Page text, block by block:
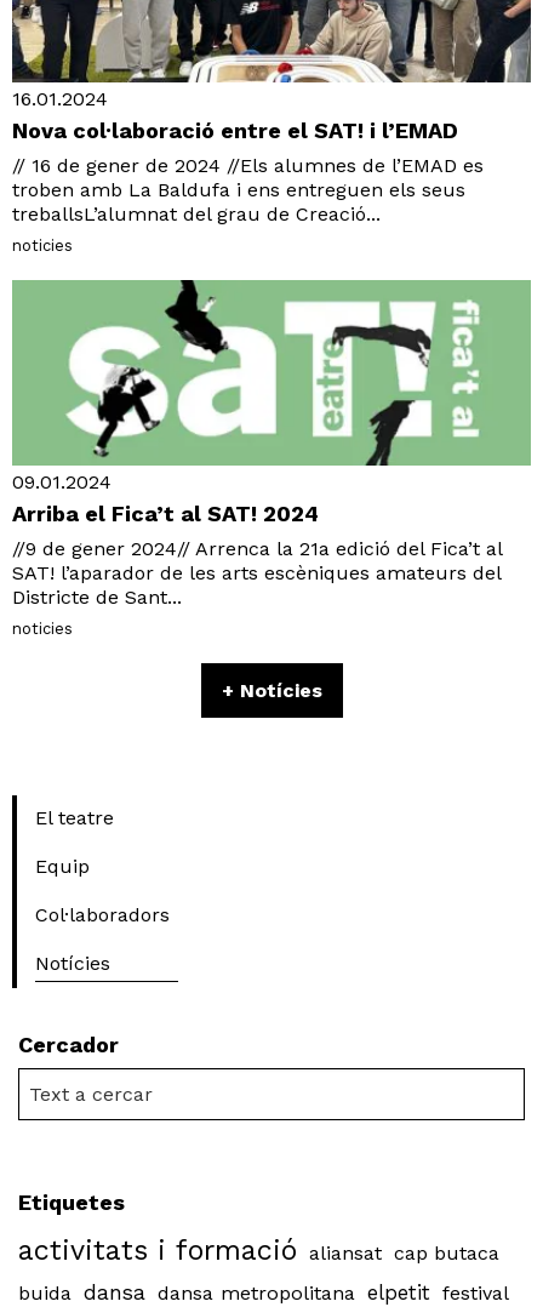
16.01.2024
Nova col·laboració entre el SAT! i l’EMAD
// 16 de gener de 2024 //Els alumnes de l’EMAD es
troben amb La Baldufa i ens entreguen els seus
treballsL’alumnat del grau de Creació...
noticies
09.01.2024
Arriba el Fica’t al SAT! 2024
//9 de gener 2024// Arrenca la 21a edició del Fica’t al
SAT! l’aparador de les arts escèniques amateurs del
Districte de Sant...
noticies
+ Notícies
El teatre
Equip
Col·laboradors
Notícies
Cercador
Etiquetes
activitats i formació aliansat cap butaca
buida dansa dansa metropolitana elpetit festival